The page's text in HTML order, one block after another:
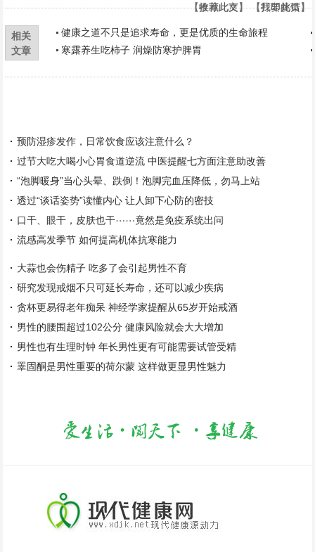
【收藏此页】 【打印此页】
【推荐此文】 【我要挑错】
相关
文章
健康之道不只是追求寿命，更是优质的生命旅程
寒露养生吃柿子 润燥防寒护脾胃
预防湿疹发作，日常饮食应该注意什么？
过节大吃大喝小心胃食道逆流 中医提醒七方面注意助改善
“泡脚暖身”当心头晕、跌倒！泡脚完血压降低，勿马上站
透过“谈话姿势”读懂内心 让人卸下心防的密技
口干、眼干，皮肤也干⋯⋯竟然是免疫系统出问
流感高发季节 如何提高机体抗寒能力
大蒜也会伤精子 吃多了会引起男性不育
研究发现戒烟不只可延长寿命，还可以减少疾病
贪杯更易得老年痴呆 神经学家提醒从65岁开始戒酒
男性的腰围超过102公分 健康风险就会大大增加
男性也有生理时钟 年长男性更有可能需要试管受精
睪固酮是男性重要的荷尔蒙 这样做更显男性魅力